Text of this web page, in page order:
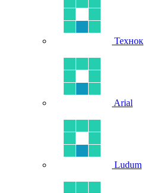
Технок
Arial
Ludum